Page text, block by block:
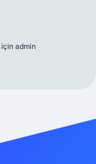
için admin